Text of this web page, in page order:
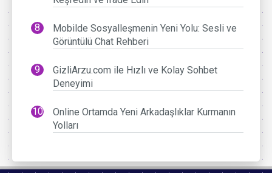
Mobilde Sosyalleşmenin Yeni Yolu: Sesli ve
Görüntülü Chat Rehberi
GizliArzu.com ile Hızlı ve Kolay Sohbet
Deneyimi
Online Ortamda Yeni Arkadaşlıklar Kurmanın
Yolları